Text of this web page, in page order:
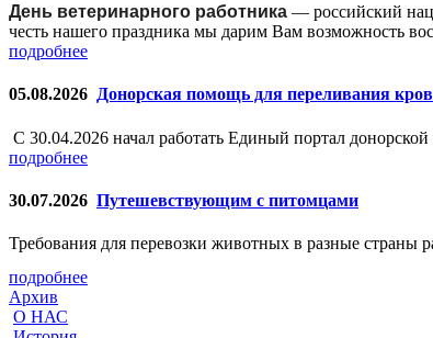
День ветеринарного работника — российский
честь нашего праздника мы дарим Вам возможность
подробнее
05.08.2026 Донорская помощь для переливания
С 30.04.2026 начал работать Единый портал
подробнее
30.07.2026 Путешевствующим с питомцами
Требования для перевозки животных в разные страны
подробнее
Архив
О НАС